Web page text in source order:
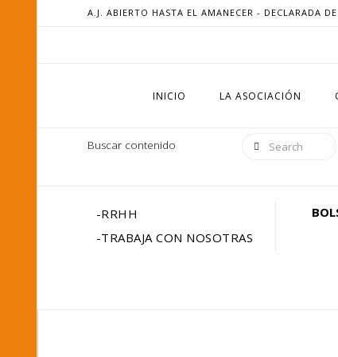
A.J. ABIERTO HASTA EL AMANECER - DECLARADA
INICIO LA ASOCIACIÓN
Buscar contenido Search
-RRHH
-TRABAJA CON NOSOTRAS